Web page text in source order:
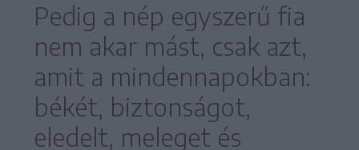
Pedig a nép egyszerű fia
nem akar mást, csak azt,
amit a mindennapokban:
békét, biztonságot,
eledelt, meleget és